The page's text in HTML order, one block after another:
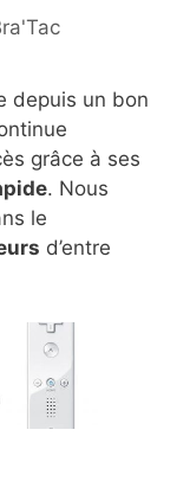
depuis un bon
grâce à ses
. Nous
le
d’entre